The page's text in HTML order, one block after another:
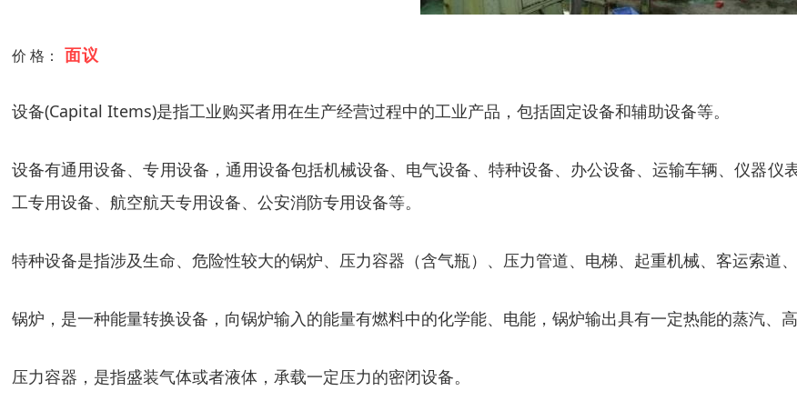
价 格： 面议
设备(Capital Items)是指工业购买者用在生产经营过程中的工业产品，包括固定设备和辅助设备等。
设备有通用设备、专用设备，通用设备包括机械设备、电气设备、特种设备、办公设备、运输车辆、仪器
工专用设备、航空航天专用设备、公安消防专用设备等。
特种设备是指涉及生命、危险性较大的锅炉、压力容器（含气瓶）、压力管道、电梯、起重机械、客运索道
锅炉，是一种能量转换设备，向锅炉输入的能量有燃料中的化学能、电能，锅炉输出具有一定热能的蒸汽、高
压力容器，是指盛装气体或者液体，承载一定压力的密闭设备。